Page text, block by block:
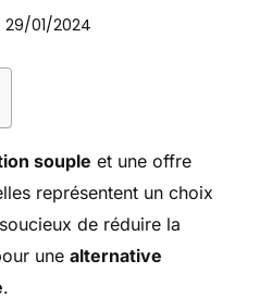
29/01/2024
souple et une offre
représentent un choix
de réduire la
une alternative
.